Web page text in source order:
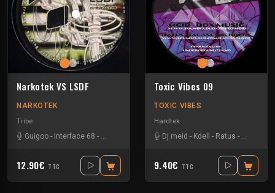
Narkotek VS LSDF
NARKOTEK
Tribe
Guigoo - Interface 68 - Kefran
12.90€ TTC
Toxic Vibes 09
TOXIC VIBES
Hardtek
Dj meid - Kdell - Ratus - Wems
9.40€ TTC